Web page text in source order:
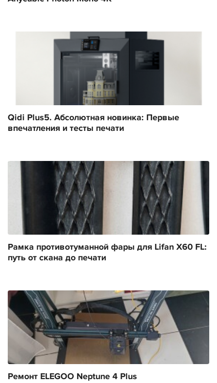
Qidi Plus5. Абсолютная новинка: Первые
впечатления и тесты печати
Рамка противотуманной фары для Lifan X60 FL:
путь от скана до печати
Ремонт ELEGOO Neptune 4 Plus